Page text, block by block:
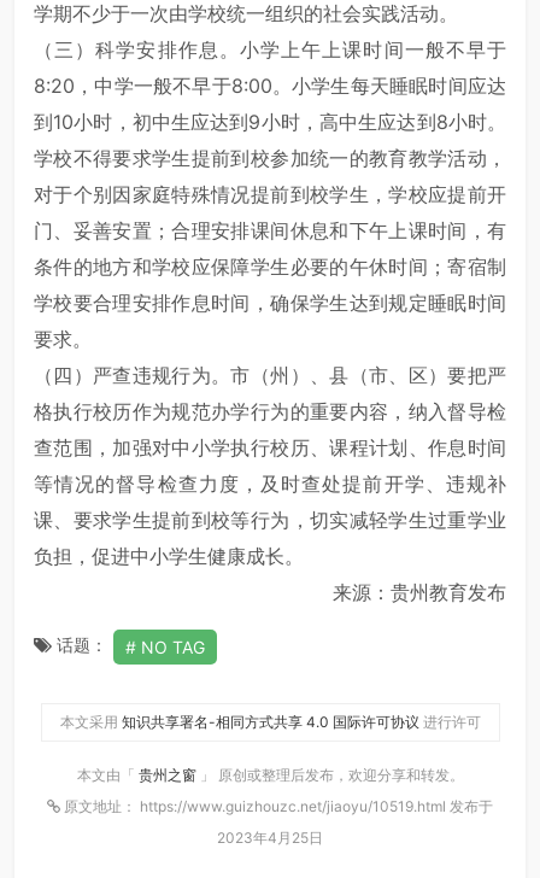
学期不少于一次由学校统一组织的社会实践活动。
（三）科学安排作息。小学上午上课时间一般不早于
8:20，中学一般不早于8:00。小学生每天睡眠时间应达
到10小时，初中生应达到9小时，高中生应达到8小时。
学校不得要求学生提前到校参加统一的教育教学活动，
对于个别因家庭特殊情况提前到校学生，学校应提前开
门、妥善安置；合理安排课间休息和下午上课时间，有
条件的地方和学校应保障学生必要的午休时间；寄宿制
学校要合理安排作息时间，确保学生达到规定睡眠时间
要求。
（四）严查违规行为。市（州）、县（市、区）要把严
格执行校历作为规范办学行为的重要内容，纳入督导检
查范围，加强对中小学执行校历、课程计划、作息时间
等情况的督导检查力度，及时查处提前开学、违规补
课、要求学生提前到校等行为，切实减轻学生过重学业
负担，促进中小学生健康成长。
来源：贵州教育发布
话题： NO TAG
本文采用 知识共享署名-相同方式共享 4.0 国际许可协议 进行许可
本文由「 贵州之窗 」 原创或整理后发布，欢迎分享和转发。
原文地址： https://www.guizhouzc.net/jiaoyu/10519.html 发布于
2023年4月25日